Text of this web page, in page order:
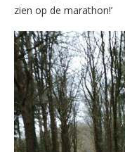
zien op de marathon!’